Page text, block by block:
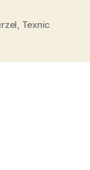
Texnic